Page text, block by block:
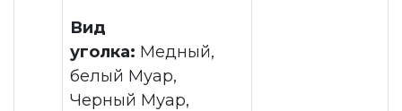
Вид
уголка: Медный,
белый Муар,
Черный Муар,